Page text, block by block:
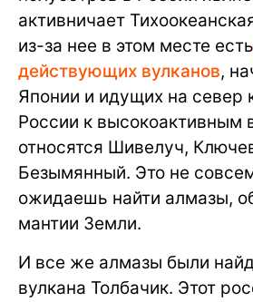
активничает
из-за нее в этом месте есть
действующих вулканов,
Японии и идущих на север
России к высокоактивным
относятся Шивелуч,
Безымянный. Это не
ожидаешь найти алмазы,
мантии Земли.
И все же алмазы были
вулкана Толбачик. Этот